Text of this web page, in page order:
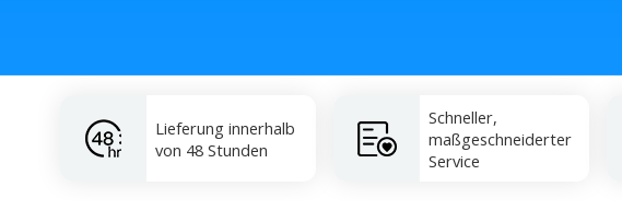
Lieferung innerhalb
von 48 Stunden
Schneller,
maßgeschneiderter
Service